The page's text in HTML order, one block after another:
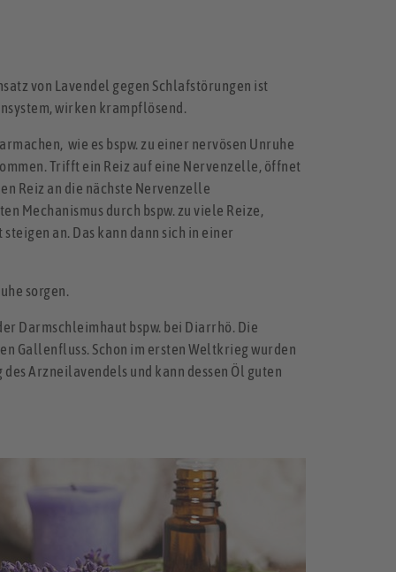
von Lavendel gegen Schlafstörungen ist
wirken krampflösend.
wie es bspw. zu einer nervösen Unruhe
Trifft ein Reiz auf eine Nervenzelle, öffnet
Reiz an die nächste Nervenzelle
Mechanismus durch bspw. zu viele Reize,
an. Das kann dann sich in einer
sorgen.
Darmschleimhaut bspw. bei Diarrhö. Die
Gallenfluss. Schon im ersten Weltkrieg wurden
Arzneilavendels und kann dessen Öl guten